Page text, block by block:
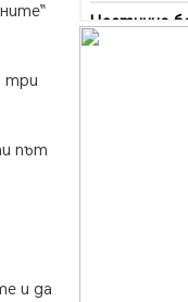
три
път
и да
Частично
в Перник